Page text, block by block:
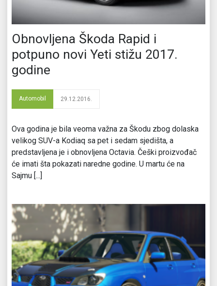
Obnovljena Škoda Rapid i
potpuno novi Yeti stižu 2017.
godine
Automobil 29.12.2016.
Ova godina je bila veoma važna za Škodu zbog dolaska
velikog SUV-a Kodiaq sa pet i sedam sjedišta, a
predstavljena je i obnovljena Octavia. Češki proizvođač
će imati šta pokazati naredne godine. U martu će na
Sajmu [...]